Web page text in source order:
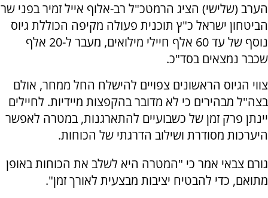
הערב (שלישי) הציג הרמטכ"ל רב-אלוף אייל זמיר בפני שר
הביטחון ישראל כ"ץ תוכנית פעולה מקיפה הכוללת גיוס
נוסף של עד 60 אלף חיילי מילואים, מעבר ל-20 אלף
שכבר נמצאים בסד"כ.
צווי הגיוס הראשונים צפויים להישלח החל ממחר, אולם
בצה"ל מבהירים כי לא מדובר בהקפצות מיידיות. לחיילים
יינתן פרק זמן של כשבועיים להתארגנות, במטרה לאפשר
היערכות מסודרת ושילוב הדרגתי של הכוחות.
גורם צבאי אמר כי "המטרה היא לשלב את הכוחות באופן
מתואם, כדי להבטיח יציבות מבצעית לאורך זמן".